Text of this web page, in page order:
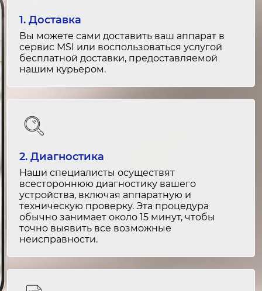
Разблокировка
1-2 часа
от 1 500 ₽
Восстановление данных
Замена микрофона
1 час
от 1 500 ₽
Замена динамика
1 час
от 1 500 ₽
1 час
от 1 800 ₽
от 1 200 ₽
Не обновляется система
2-4 часа
от 1 600 ₽
Проблемы с GPS
1-2 часа
от 1 500 ₽
Программы вылетают
1-2 часа
от 1 400 ₽
Не подключается к интернету
1-2 часа
Проблемы с сетью
1. Доставка
Вы можете сами доставить ваш аппарат в
сервис MSI или воспользоваться услугой
бесплатной доставки, предоставляемой
нашим курьером.
2. Диагностика
Наши специалисты осуществят
всестороннюю диагностику вашего
устройства, включая аппаратную и
техническую проверку. Эта процедура
обычно занимает около 15 минут, чтобы
точно выявить все возможные
неисправности.